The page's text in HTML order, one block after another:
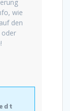
wie
den
oder